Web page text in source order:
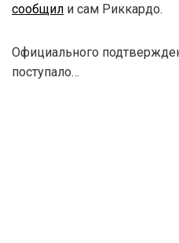
сообщил и сам Риккардо.
Официального
поступало…